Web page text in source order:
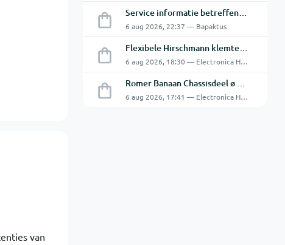
Service informatie betreffende een GFC-8010 van GW
6 aug 2026, 22:37 — Bapaktus
Flexibele Hirschmann klemtestpen met tweedelige klem.
6 aug 2026, 18:30 — Electronica Hobbyist
Romer Banaan Chassisdeel ø 4 mm 16Amp
6 aug 2026, 17:41 — Electronica Hobbyist
van